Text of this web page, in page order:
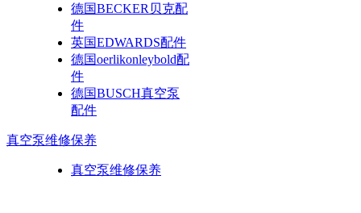
德国BECKER贝克配
件
英国EDWARDS配件
德国oerlikonleybold配
件
德国BUSCH真空泵
配件
真空泵维修保养
真空泵维修保养